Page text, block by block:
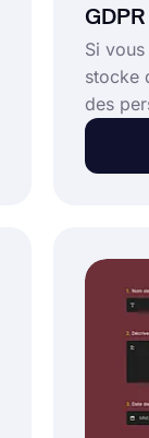
GDPR
Si
stocke
des
avoir
pour
créer
sans